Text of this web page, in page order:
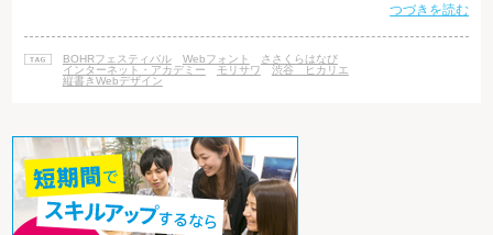
のトークに聞き入っていらっしゃいました。 ■BOHR(ボーア)フェスティバ
る年に一度のイベントで、Webの最新技術やトレンド、お仕事について学
ぶことができます。 初開催となる今年は、デザインを語る上で欠かせ
つづきを読む
BOHRフェスティバル Webフォント
ささくらはなび
インターネット・アカデミー
モリサワ
渋谷 ヒカリエ
縦書きWebデザイン